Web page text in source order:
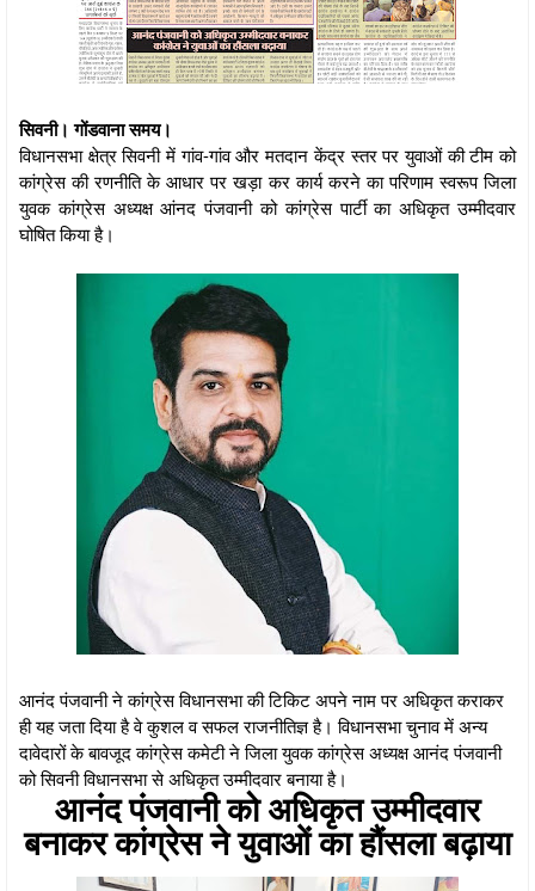
सिवनी। गोंडवाना समय।
विधानसभा क्षेत्र सिवनी में गांव-गांव और मतदान केंद्र स्तर पर युवाओं की टीम को
कांग्रेस की रणनीति के आधार पर खड़ा कर कार्य करने का परिणाम स्वरूप जिला
युवक कांग्रेस अध्यक्ष आंनद पंजवानी को कांग्रेस पार्टी का अधिकृत उम्मीदवार
घोषित किया है।
आनंद पंजवानी ने कांग्रेस विधानसभा की टिकिट अपने नाम पर अधिकृत कराकर
ही यह जता दिया है वे कुशल व सफल राजनीतिज्ञ है। विधानसभा चुनाव में अन्य
दावेदारों के बावजूद कांग्रेस कमेटी ने जिला युवक कांग्रेस अध्यक्ष आनंद पंजवानी
को सिवनी विधानसभा से अधिकृत उम्मीदवार बनाया है।
आनंद पंजवानी को अधिकृत उम्मीदवार
बनाकर कांग्रेस ने युवाओं का हौंसला बढ़ाया